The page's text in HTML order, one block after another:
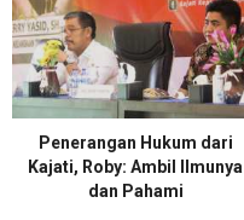
Penerangan Hukum dari
Kajati, Roby: Ambil Ilmunya
dan Pahami